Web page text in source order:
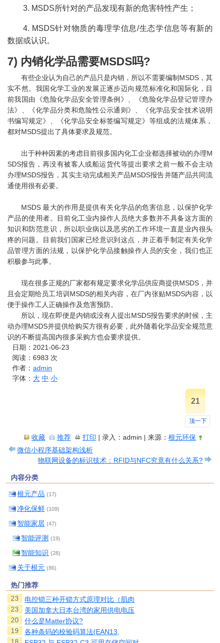
3. MSDS所针对的产品发现有新的危害特性产生；
4. MSDS针对物质的毒理学信息/生态学信息等有新的
数据或认识。
7) 内销化学品需要MSDS吗?
有些企业认为自己的产品只是内销，所以不需要编制MSDS，其
实不然。我国化学工业的发展正逐步迈向规范标准化和国际化，目
前我国由《危险化学品安全管理条例》、《危险化学品登记管理办
法》、《化学品分类和危险性公示通则》、《化学品安全技术说明
书编写规定》、《化学品安全标签编写规定》等组成的法规体系，
都对MSDS提出了具体要求及规范。
出于种种因素的考虑目前很多国内化工企业都选择被动的办理M
SDS报告，再没有被客人或船运货代等提出要求之前一般不会主动
办理MSDS报告，其实主动完成相关产品MSDS报告并随产品共同流
通使用很有必要。
MSDS 最大的作用是提供有关化学品的危害信息，以保护化学
产品的使用者。目前化工业内操作人员绝大多数并不具备这方面的
知识和防范意识，所以职业病以及恶劣的工作环境一直是业内很头
疼的问题。目前我们国家已经意识到这点，并正着手制定有关化学
品管理方面的法规，以保护化学品接触操作人员的安全，我们也正
积极参与此事。
现在很多正规的厂家都有规定要求化学品供应商提供MSDS，并
且会定期给员工培训MSDS的相关内容，在厂内张贴MSDS内容，以
便于操作工人正确操作及危害预防。
所以，现在即便是内销或没有人提出MSDS报告要求的时候，主
动办理MSDS并提供给购买方很有必要，此外随着化学品安全规范意
识的不断提高国内很多采购方也会要求提供。
日期：2021-06-23
阅读： 6983 次
作者： admin
字体： 大 中 小
21
顶一下
收藏 推荐 打印 | 录入：admin | 来源： 根元环保
微信小程序基础架构浅析
物联网设备的标识技术：RFID与NFC究竟有什么关系?
内容分类
根元产品 (17)
净化保鲜 (109)
智能家居 (47)
智能评测 (19)
智能知识 (28)
关于根元 (86)
热门推荐
23
电控锁三种开锁方式原理对比（肌肉
23
美国加拿大日本台湾的家用供电电压
20
什么是Matter协议?
19
各种条码的校验码算法(EAN13,